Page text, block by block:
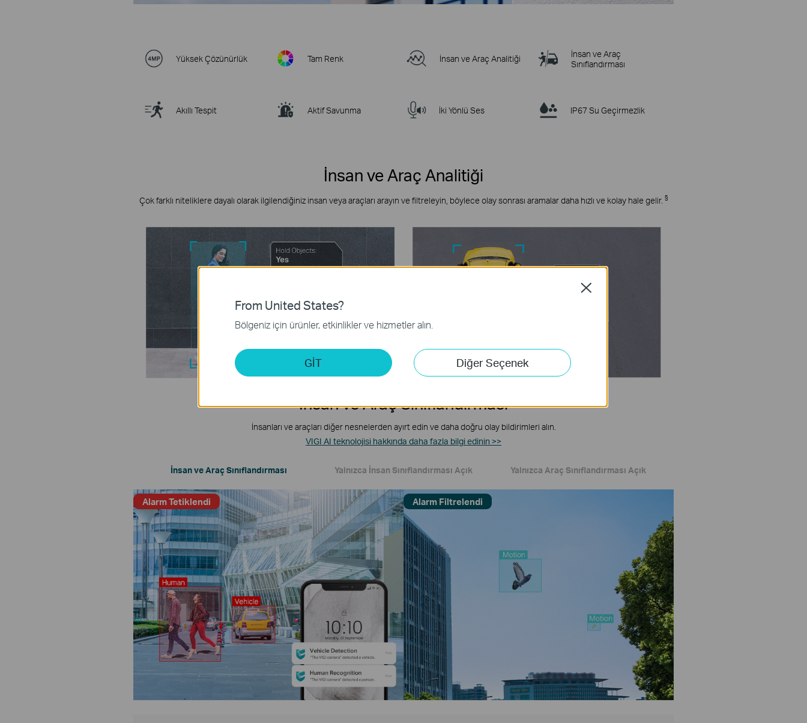
Yüksek Çözünürlük Tam Renk İnsan ve Araç Analitiği
İnsan ve Araç
Sınıflandırması
Akıllı Tespit Aktif Savunma İki Yönlü Ses IP67 Su Geçirmezlik
İnsan ve Araç Analitiği
Çok farklı niteliklere dayalı olarak ilgilendiğiniz insan veya araçları arayın ve filtreleyin, böylece olay sonrası aramalar daha hızlı ve kolay hale gelir. §
İnsan ve Araç Sınıflandırması
İnsanları ve araçları diğer nesnelerden ayırt edin ve daha doğru olay bildirimleri alın.
VIGI AI teknolojisi hakkında daha fazla bilgi edinin >>
İnsan ve Araç Sınıflandırması Yalnızca İnsan Sınıflandırması Açık Yalnızca Araç Sınıflandırması Açık
Alarm Tetiklendi Alarm Filtrelendi
From United States?
Bölgeniz için ürünler, etkinlikler ve hizmetler alın.
GİT Diğer Seçenek
Close